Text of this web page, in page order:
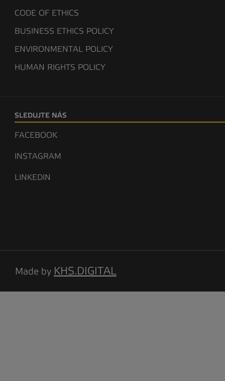
CODE OF ETHICS
BUSINESS ETHICS POLICY
ENVIRONMENTAL POLICY
HUMAN RIGHTS POLICY
SLEDUJTE NÁS
FACEBOOK
INSTAGRAM
LINKEDIN
Made by KHS.DIGITAL